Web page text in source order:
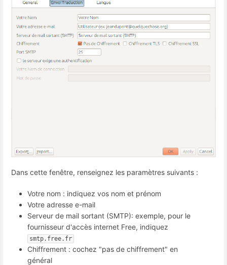
Dans cette fenêtre, renseignez les paramètres suivants :
Votre nom : indiquez vos nom et prénom
Votre adresse e-mail
Serveur de mail sortant (SMTP): exemple, pour le
fournisseur d'accès internet Free, indiquez
smtp.free.fr
Chiffrement : cochez "pas de chiffrement" en
général